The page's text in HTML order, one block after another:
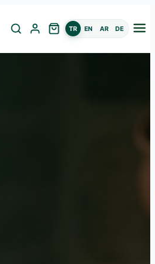
TR EN AR DE